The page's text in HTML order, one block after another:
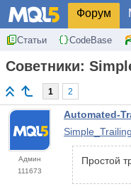
Форум
Статьи CodeBase
Советники:
1 2
Админ
111673
Automated-
Простой